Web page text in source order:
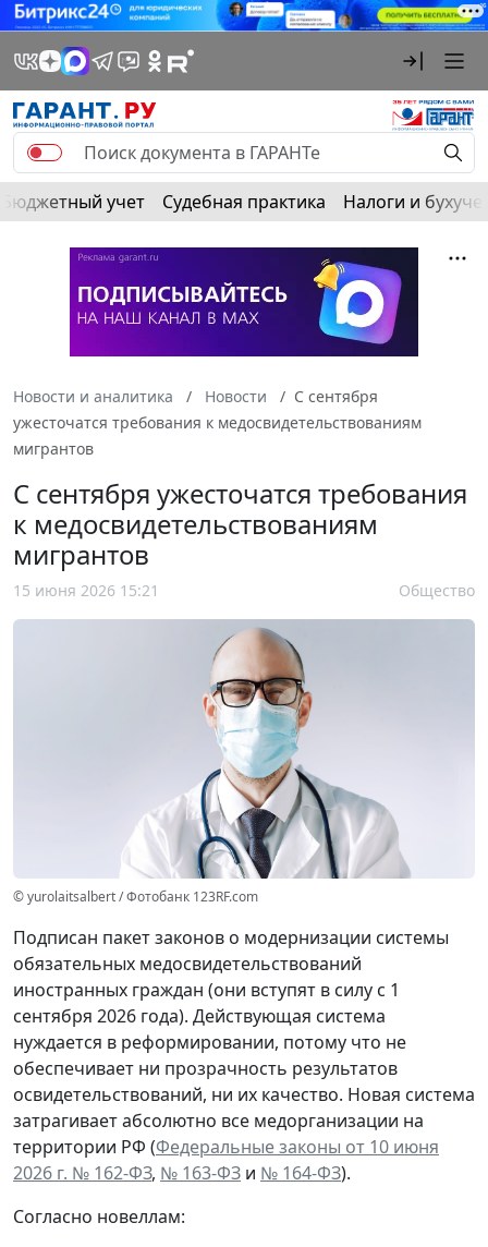
Бюджетный учет Судебная практика Налоги и
Новости и аналитика Новости
С сентября
ужесточатся требования к медосвидетельствованиям
мигрантов
С сентября ужесточатся требования
к медосвидетельствованиям
мигрантов
15 июня 2026 15:21 Общество
© yurolaitsalbert / Фотобанк 123RF.com
Подписан пакет законов о модернизации системы
обязательных медосвидетельствований
иностранных граждан (они вступят в силу с 1
сентября 2026 года). Действующая система
нуждается в реформировании, потому что не
обеспечивает ни прозрачность результатов
освидетельствований, ни их качество. Новая система
затрагивает абсолютно все медорганизации на
территории РФ (Федеральные законы от 10 июня
2026 г. № 162-ФЗ, № 163-ФЗ и № 164-ФЗ).
Согласно новеллам: